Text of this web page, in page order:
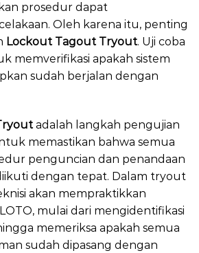
prosedur dapat
Oleh karena itu, penting
Lockout Tagout Tryout. Uji coba
memverifikasi apakah sistem
sudah berjalan dengan
adalah langkah pengujian
memastikan bahwa semua
penguncian dan penandaan
dengan tepat. Dalam tryout
akan mempraktikkan
mulai dari mengidentifikasi
memeriksa apakah semua
sudah dipasang dengan